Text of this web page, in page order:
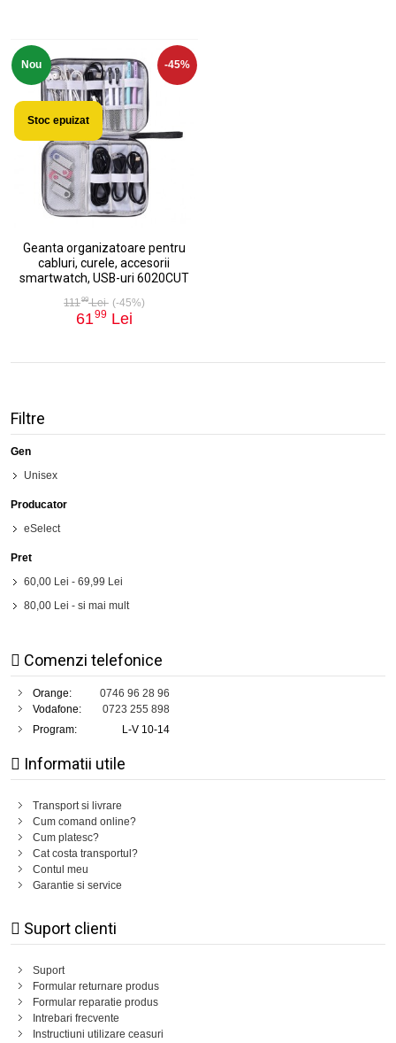
Nou -45%
Stoc epuizat
Geanta organizatoare pentru
cabluri, curele, accesorii
smartwatch, USB-uri 6020CUT
11199Lei (-45%)
6199 Lei
Filtre
Gen
Unisex
Producator
eSelect
Pret
60,00 Lei - 69,99 Lei
80,00 Lei - si mai mult
Comenzi telefonice
Orange:
0746 96 28 96
Vodafone:
0723 255 898
Program:
L-V 10-14
Informatii utile
Transport si livrare
Cum comand online?
Cum platesc?
Cat costa transportul?
Contul meu
Garantie si service
Suport clienti
Suport
Formular returnare produs
Formular reparatie produs
Intrebari frecvente
Instructiuni utilizare ceasuri